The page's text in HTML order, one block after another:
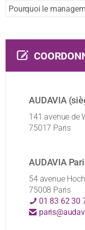
Pourquoi le
AUDAVIA
141 avenue de
75017 Paris
AUDAVIA
54 avenue
75008 Paris
01 83 62 30